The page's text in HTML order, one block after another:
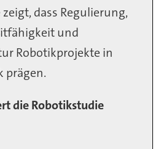
dass Regulierung,
und
Robotikprojekte in
prägen.
die Robotikstudie